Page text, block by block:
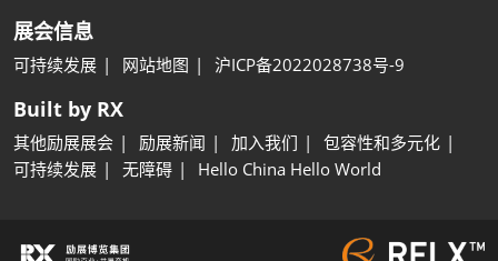
展会信息
可持续发展 网站地图 沪ICP备2022028738号-9
Built by RX
其他励展展会 励展新闻 加入我们
包容性和多元化
可持续发展
无障碍 Hello China Hello World